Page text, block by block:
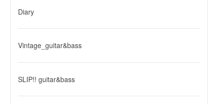
Diary
Vintage_guitar&bass
SLIP!! guitar&bass